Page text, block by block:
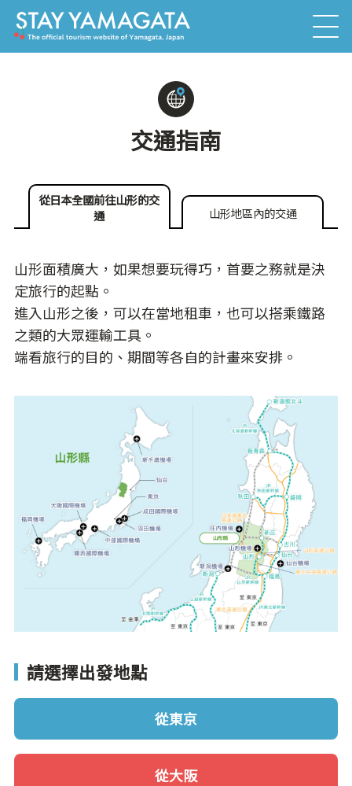
交通指南
從日本全國前往山形的交
通
山形地區內的交通
山形面積廣大，如果想要玩得巧，首要之務就是決
定旅行的起點。
進入山形之後，可以在當地租車，也可以搭乘鐵路
之類的大眾運輸工具。
端看旅行的目的、期間等各自的計畫來安排。
請選擇出發地點
從東京
從大阪